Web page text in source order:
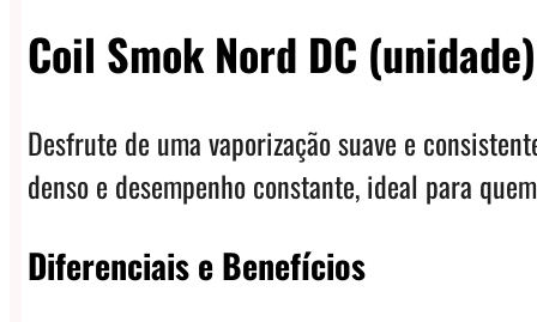
Coil Smok Nord DC (unidade)
Desfrute de uma vaporização suave e
denso e desempenho constante, ideal para
Diferenciais e Benefícios